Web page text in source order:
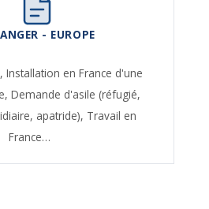
- EUROPE
Installation en France d'une
Demande d'asile (réfugié,
apatride), Travail en
France…